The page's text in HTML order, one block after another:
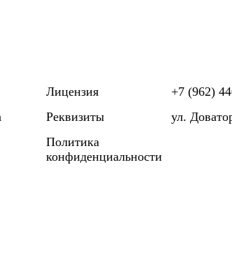
Лицензия
Реквизиты
Политика
конфиденциальности
+7 (962)
ул.